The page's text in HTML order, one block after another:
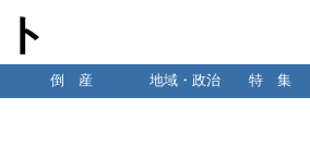
倒 産 地域・政治 特 集